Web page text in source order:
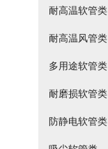
耐高温软管类
耐高温风管类
多用途软管类
耐磨损软管类
防静电软管类